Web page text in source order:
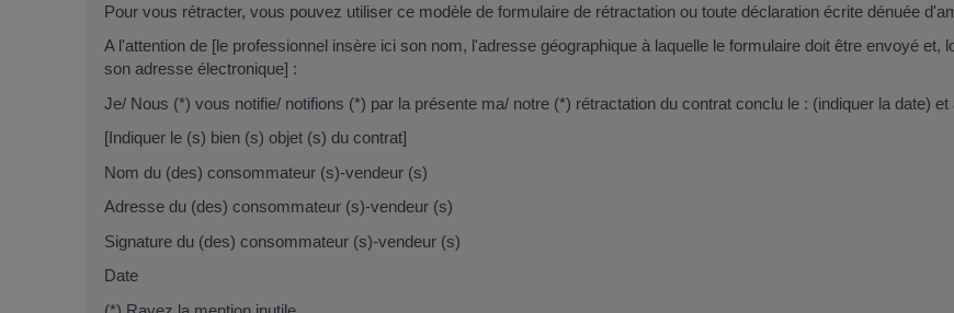
Pour vous rétracter, vous pouvez utiliser ce modèle de formulaire de rétractation ou toute déclaration écrite dénuée
A l'attention de [le professionnel insère ici son nom, l'adresse géographique à laquelle le formulaire doit être envoyé
son adresse électronique] :
Je/ Nous (*) vous notifie/ notifions (*) par la présente ma/ notre (*) rétractation du contrat conclu le : (indiquer la date) et
[Indiquer le (s) bien (s) objet (s) du contrat]
Nom du (des) consommateur (s)-vendeur (s)
Adresse du (des) consommateur (s)-vendeur (s)
Signature du (des) consommateur (s)-vendeur (s)
Date